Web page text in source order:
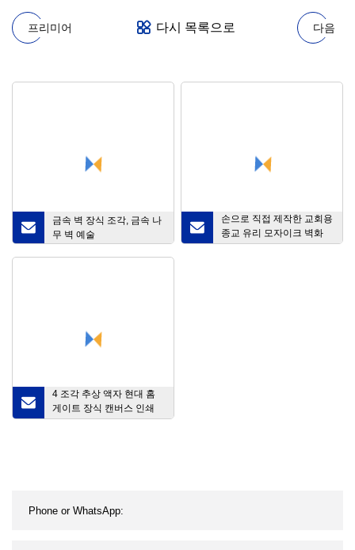
프리미어 다시 목록으로 다음
금속 벽 장식 조각, 금속 나
무 벽 예술
손으로 직접 제작한 교회용
종교 유리 모자이크 벽화
'최후의 만찬'
4 조각 추상 액자 현대 홈
게이트 장식 캔버스 인쇄
장식 벽 예술 홈 장식